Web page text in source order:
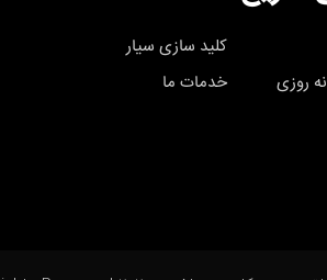
کلید سازی سیار
روزی
خدمات ما